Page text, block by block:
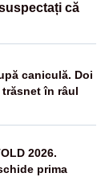
că
caniculă. Doi
în râul
2026.
prima